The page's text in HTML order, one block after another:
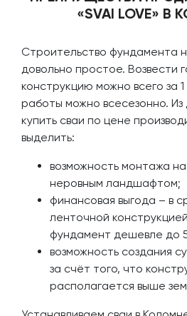
«SVAI LOVE» В
Строительство фундамента
довольно простое. Возвести
конструкцию можно всего за
работы можно всесезонно. Из
купить сваи по цене
выделить:
возможность монтажа
неровным ландшафтом;
финансовая выгода – в
ленточной
фундамент дешевле до
возможность создания
за счёт того, что
располагается выше